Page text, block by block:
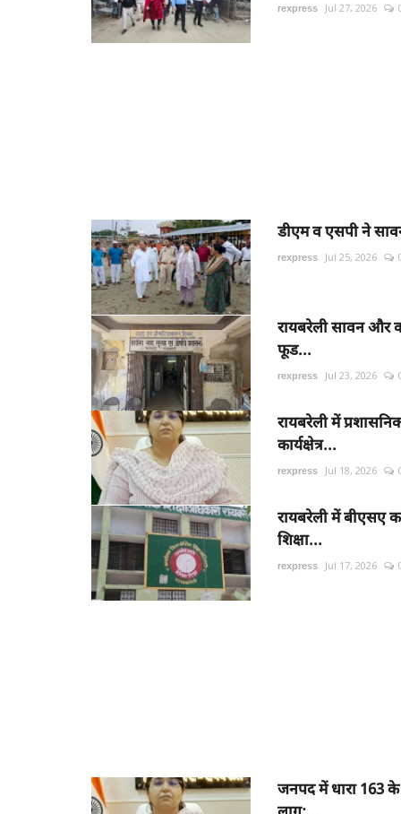
rexpress Jul 27, 2026
डीएम व एसपी ने
rexpress Jul 25, 2026
रायबरेली सावन और
फूड...
rexpress Jul 23, 2026
रायबरेली में
कार्यक्षेत्र...
rexpress Jul 18, 2026
रायबरेली में बीएसए
शिक्षा...
rexpress Jul 17, 2026
जनपद में धारा 163 के